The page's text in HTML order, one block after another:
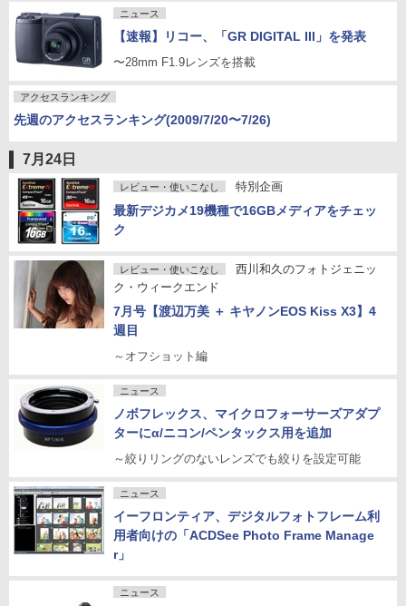
ニュース
【速報】リコー、「GR DIGITAL III」を発表
〜28mm F1.9レンズを搭載
アクセスランキング
先週のアクセスランキング(2009/7/20〜7/26)
7月24日
レビュー・使いこなし 特別企画
最新デジカメ19機種で16GBメディアをチェッ
ク
レビュー・使いこなし
西川和久のフォトジェニッ
ク・ウィークエンド
7月号【渡辺万美 ＋ キヤノンEOS Kiss X3】4
週目
～オフショット編
ニュース
ノボフレックス、マイクロフォーサーズアダプ
ターにα/ニコン/ペンタックス用を追加
～絞りリングのないレンズでも絞りを設定可能
ニュース
イーフロンティア、デジタルフォトフレーム利
用者向けの「ACDSee Photo Frame Manage
r」
ニュース